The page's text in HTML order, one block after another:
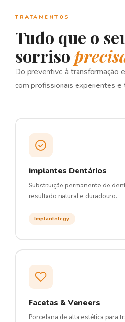
TRATAMENTOS
Tudo que o
sorriso
Do preventivo à
com profissionais experientes e
Implantes Dentários
Substituição permanente de
resultado natural e duradouro.
Implantology
Facetas & Veneers
Porcelana de alta estética para